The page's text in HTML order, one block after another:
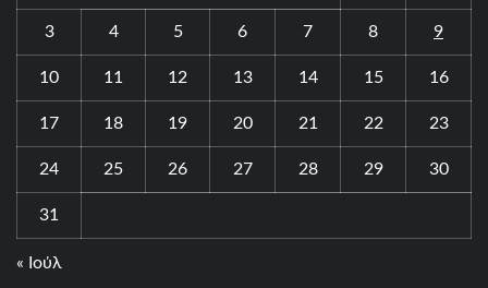
3 4 5 6 7 8 9
10 11 12 13 14 15 16
17 18 19 20 21 22 23
24 25 26 27 28 29 30
31
« Ιούλ